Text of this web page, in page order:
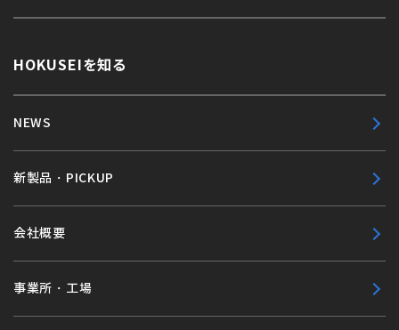
HOKUSEIを知る
NEWS
新製品・PICKUP
会社概要
事業所・工場